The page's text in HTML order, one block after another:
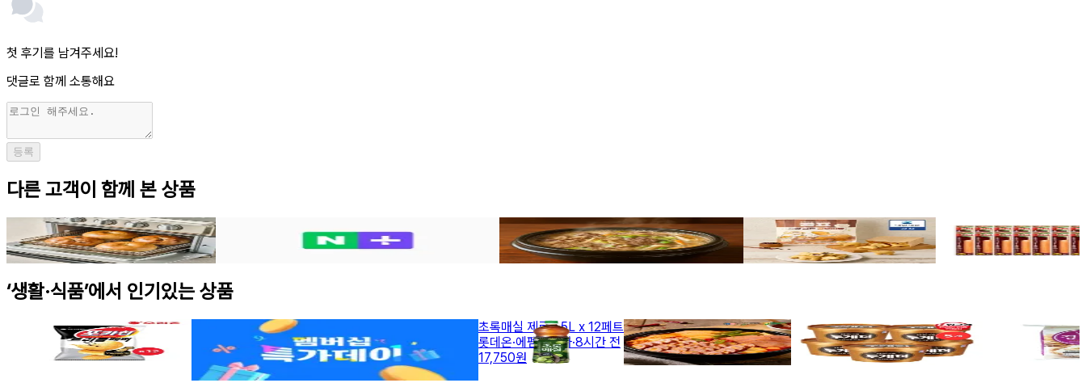
첫 후기를 남겨주세요!
댓글로 함께 소통해요
등록
다른 고객이 함께 본 상품
널담 고단백 베이글 맛혼합 10개 6800원
어미새·2일 전
6,800원
삼형제고기 뚝배기불고기 400g 2인분 3,700원
어미새·13시간 전
3,700원
대한제분몰 곰붕어빵 2봉다리5990원
맘이베베·2일 전
5,990원
품절 롯데웰푸드 의성마늘
맘이베베·3일 전
11,590원
‘생활·식품’에서 인기있는 상품
오리온 포카칩 트리플페퍼 60g 12개
에펨코리아·1일 전
12,870원
gs샵 동원참치 85g 6캔+고추참치2캔 토스페이9010원!
GS샵·맘이베베·1일 전
9,010원
초록매실 제로 1.5L x 12페트
롯데온·에펨코리아·8시간 전
17,750원
뉴 쟌슨빌 부대찌개 500g 2+2팩
11번가·에펨코리아·1일 전
14,560원
투게더 바닐라 오리지널 900ml * 5개
오늘의집·에펨코리아·1일 전
21,174원
남양 경기미 10kg
맘이베베·40